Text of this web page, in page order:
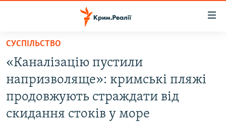
Перейти
основного
матеріалу
Перейти
до
основної
ВІДЕО ТА ФОТО
СУСПІЛЬСТВО
«Каналізацію пустили
напризволяще»: кримські пляжі
продовжують страждати від
скидання стоків у море